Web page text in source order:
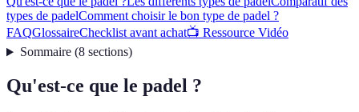
types de padelComment choisir le bon type de padel ?
FAQGlossaireChecklist avant achat📺 Ressource Vidéo
Sommaire(8 sections)
Qu'est-ce que le padel ?